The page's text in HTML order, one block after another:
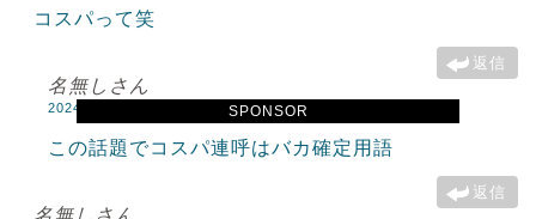
SPONSOR
コスパって笑
返信
名無しさん
2024年8月10日 8:28 AM
この話題でコスパ連呼はバカ確定用語
返信